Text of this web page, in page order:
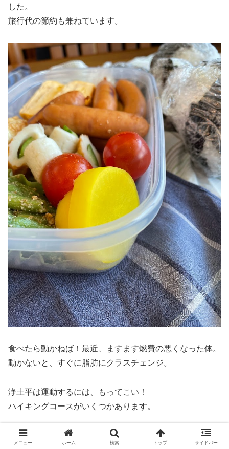
した。
旅行代の節約も兼ねています。
食べたら動かねば！最近、ますます燃費の悪くなった体。
動かないと、すぐに脂肪にクラスチェンジ。
浄土平は運動するには、もってこい！
ハイキングコースがいくつかあります。
浄土平ハイキングコース
メニュー ホーム 検索 トップ サイドバー